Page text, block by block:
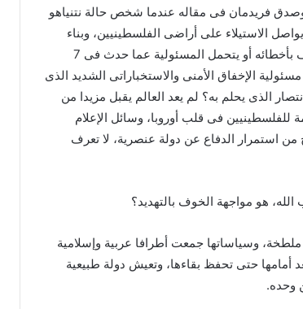
فريدمان فى مقاله عندما شخص حالة نتنياهو
الاستيلاء على أراضى الفلسطينيين، وبناء
المستوطنات؟ بالقطع هذه هى حالة نتنياهو الذى لا يريد أن يعترف بأخطائه أو يتحمل المسئولية عما حدث فى 7
الإخفاق الأمنى والاستخباراتى الشديد الذى
الذى يحلم به؟ لم يعد العالم يقبل مزيدا من
فى قلب أوروبا، وسائل الإعلام
استمرار الدفاع عن دولة عنصرية، لا تعرف
هو مواجهة الخوف بالتهديد؟
ملطخة، وسياساتها جمعت أطرافا عربية وإسلامية
أمامها حتى تحفظ بقاءها، وتعيش دولة طبيعية
وحده.